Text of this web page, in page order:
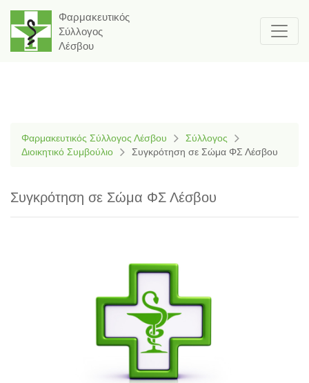
Φαρμακευτικός
Σύλλογος
Λέσβου
Φαρμακευτικός Σύλλογος Λέσβου
Σύλλογος
Διοικητικό Συμβούλιο
Συγκρότηση σε Σώμα ΦΣ Λέσβου
Συγκρότηση σε Σώμα ΦΣ Λέσβου